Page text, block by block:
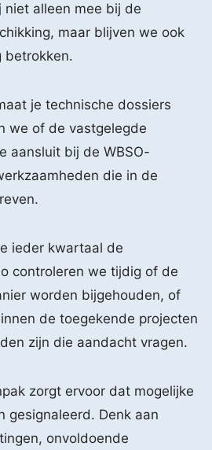
niet alleen mee bij de
maar blijven we ook
betrokken.
je technische dossiers
we of de vastgelegde
aansluit bij de WBSO-
die in de
ieder kwartaal de
controleren we tijdig of de
worden bijgehouden, of
de toegekende projecten
zijn die aandacht vragen.
zorgt ervoor dat mogelijke
gesignaleerd. Denk aan
onvoldoende